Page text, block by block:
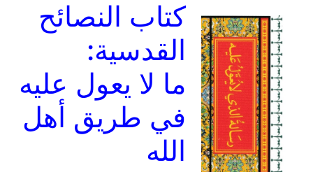
كتاب النصائح
القدسية:
ما لا يعول عليه
في طريق أهل
الله